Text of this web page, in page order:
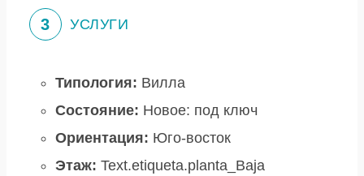
3 УСЛУГИ
Типология: Вилла
Состояние: Новое: под ключ
Ориентация: Юго-восток
Этаж: Text.etiqueta.planta_Baja